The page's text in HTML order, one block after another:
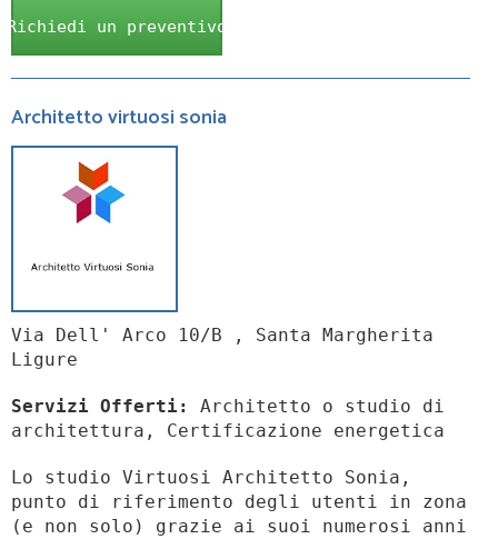
Richiedi un preventivo
Architetto virtuosi sonia
Via Dell' Arco 10/B , Santa Margherita
Ligure
Servizi Offerti:
Architetto o studio di
architettura, Certificazione energetica
Lo studio Virtuosi Architetto Sonia,
punto di riferimento degli utenti in zona
(e non solo) grazie ai suoi numerosi anni